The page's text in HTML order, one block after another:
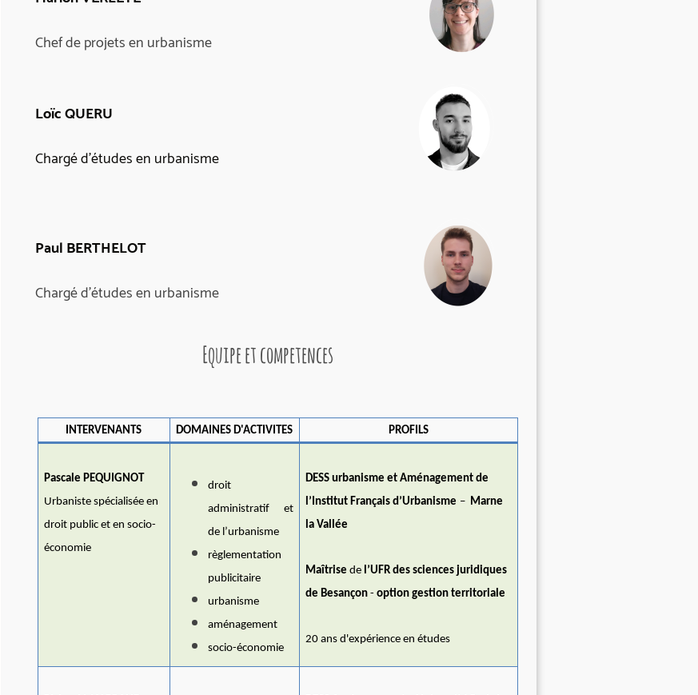
Chef de projets en urbanisme
Loïc QUERU
Chargé d'études en urbanisme
Paul BERTHELOT
Chargé d'études en urbanisme
Equipe et competences
INTERVENANTS DOMAINES D'ACTIVITES PROFILS
Pascale PEQUIGNOT
Urbaniste spécialisée en
droit public et en socio-
économie
droit
administratif et
de l’urbanisme
règlementation
publicitaire
urbanisme
aménagement
socio-économie
DESS urbanisme et Aménagement de
l’Institut Français d’Urbanisme – Marne
la Vallée
Maîtrise de l’UFR des sciences juridiques
de Besançon- option gestion territoriale
20 ans d'expérience en études